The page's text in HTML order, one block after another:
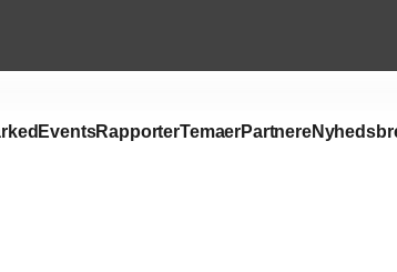
EventsRapporterTemaerPartnere